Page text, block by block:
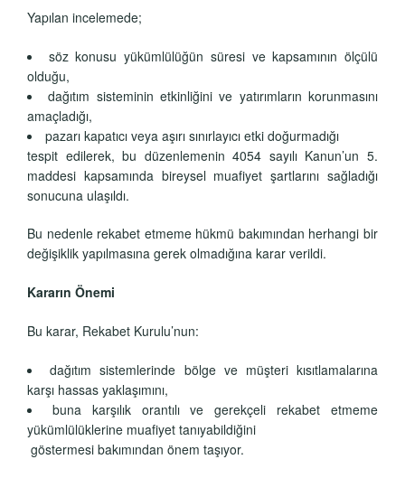
Yapılan incelemede;
söz konusu yükümlülüğün süresi ve kapsamının ölçülü
olduğu,
dağıtım sisteminin etkinliğini ve yatırımların korunmasını
amaçladığı,
pazarı kapatıcı veya aşırı sınırlayıcı etki doğurmadığı
tespit edilerek, bu düzenlemenin 4054 sayılı Kanun’un 5.
maddesi kapsamında bireysel muafiyet şartlarını sağladığı
sonucuna ulaşıldı.
Bu nedenle rekabet etmeme hükmü bakımından herhangi bir
değişiklik yapılmasına gerek olmadığına karar verildi.
Kararın Önemi
Bu karar, Rekabet Kurulu’nun:
dağıtım sistemlerinde bölge ve müşteri kısıtlamalarına
karşı hassas yaklaşımını,
buna karşılık orantılı ve gerekçeli rekabet etmeme
yükümlülüklerine muafiyet tanıyabildiğini
göstermesi bakımından önem taşıyor.